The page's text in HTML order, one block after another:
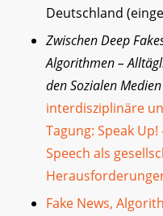
Deutschland
Zwischen Deep
Algorithmen –
den Sozialen Medien
interdisziplinäre
Tagung: Speak
Speech als
Fake News,